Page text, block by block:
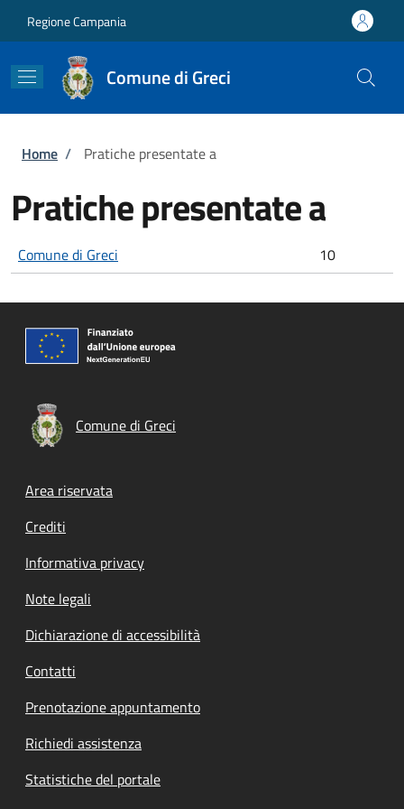
Regione Campania
Comune di Greci
Briciole di pane
Home / Pratiche presentate a
Pratiche presentate a
Comune di Greci 10
Comune di Greci
Footer menu
Area riservata
Crediti
Informativa privacy
Note legali
Dichiarazione di accessibilità
Contatti
Prenotazione appuntamento
Richiedi assistenza
Statistiche del portale